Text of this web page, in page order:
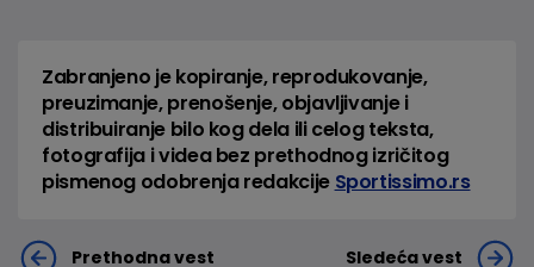
Zabranjeno je kopiranje, reprodukovanje,
preuzimanje, prenošenje, objavljivanje i
distribuiranje bilo kog dela ili celog teksta,
fotografija i videa bez prethodnog izričitog
pismenog odobrenja redakcije Sportissimo.rs
Prethodna vest Sledeća vest